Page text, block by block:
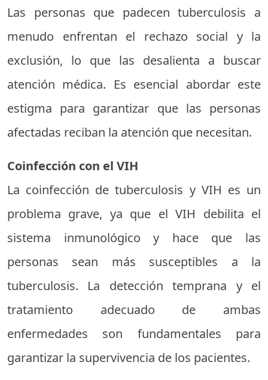
Las personas que padecen tuberculosis a
menudo enfrentan el rechazo social y la
exclusión, lo que las desalienta a buscar
atención médica. Es esencial abordar este
estigma para garantizar que las personas
afectadas reciban la atención que necesitan.
Coinfección con el VIH
La coinfección de tuberculosis y VIH es un
problema grave, ya que el VIH debilita el
sistema inmunológico y hace que las
personas sean más susceptibles a la
tuberculosis. La detección temprana y el
tratamiento adecuado de ambas
enfermedades son fundamentales para
garantizar la supervivencia de los pacientes.